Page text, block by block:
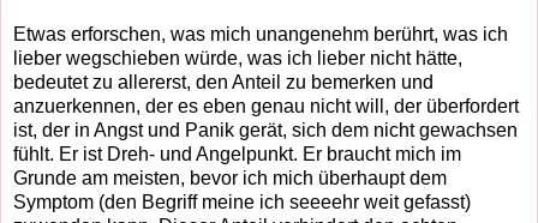
Etwas erforschen, was mich unangenehm berührt, was ich
lieber wegschieben würde, was ich lieber nicht hätte,
bedeutet zu allererst, den Anteil zu bemerken und
anzuerkennen, der es eben genau nicht will, der überfordert
ist, der in Angst und Panik gerät, sich dem nicht gewachsen
fühlt. Er ist Dreh- und Angelpunkt. Er braucht mich im
Grunde am meisten, bevor ich mich überhaupt dem
Symptom (den Begriff meine ich seeeehr weit gefasst)